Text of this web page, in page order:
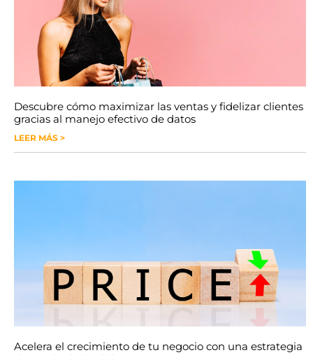
Descubre cómo maximizar las ventas y fidelizar clientes
gracias al manejo efectivo de datos
LEER MÁS >
Acelera el crecimiento de tu negocio con una estrategia